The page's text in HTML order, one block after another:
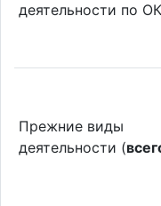
деятельности по
Прежние виды
деятельности (